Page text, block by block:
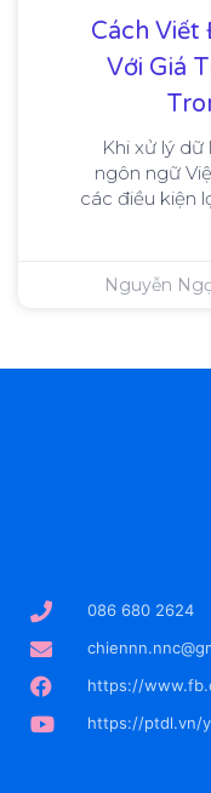
Cách Viết
Với Giá
Khi xử lý dữ
ngôn ngữ
các điều kiện
Nguyễn
086 680 2624
https://
https://ptdl.vn/